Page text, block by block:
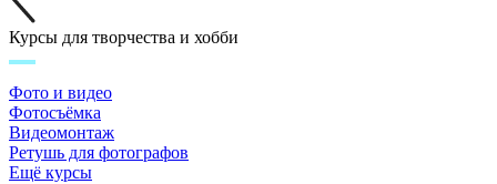
Курсы для творчества и хобби
Фото и видео
Фотосъёмка
Видеомонтаж
Ретушь для фотографов
Ещё курсы